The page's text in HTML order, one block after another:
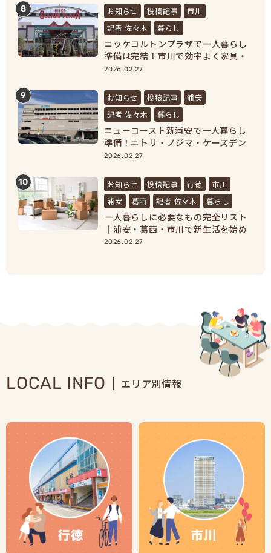
8 お知らせ 投稿記事
市川
記者 佐々木
暮らし
ニッケコルトンプラザで一人暮らし
準備は完結！市川で効率よく家具・
家電をそろえよう！
2026.02.27
9 お知らせ 投稿記事
浦安
記者 佐々木
暮らし
ニューコースト新浦安で一人暮らし
準備！ニトリ・ノジマ・ケーズデン
キで家具家電をまとめ買い
2026.02.27
10 お知らせ 投稿記事 行徳
市川
浦安
葛西 記者 佐々木 暮らし
一人暮らしに必要なもの完全リスト
｜浦安・葛西・市川で新生活を始め
る人向け準備ガイド
2026.02.27
LOCAL INFO エリア別情報